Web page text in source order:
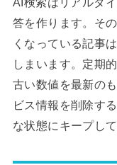
答を作ります。そ
くなっている記事
しまいます。定期
古い数値を最新の
ビス情報を削除す
な状態にキープして